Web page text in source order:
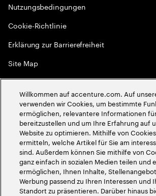
Nutzungsbedingungen
Cookie-Richtlinie
Erklärung zur Barrierefreiheit
Site Map
Globale Meritokratie
2026Accenture. Alle Rechte vorbehalten
Willkommen auf accenture.com. Auf
verwenden wir Cookies, um bestimmte
ermöglichen, relevantere Informationen
bereitzustellen und um Ihre Erfahrung auf
Website zu optimieren. Mithilfe von
ermitteln, welche Artikel für Sie am
sind. Außerdem können Sie mithilfe von
ganz einfach in sozialen Medien teilen und
ermöglichen, Ihnen Inhalte,
Werbung passend zu Ihren Interessen und
Standort zu präsentieren. Darüber hinaus